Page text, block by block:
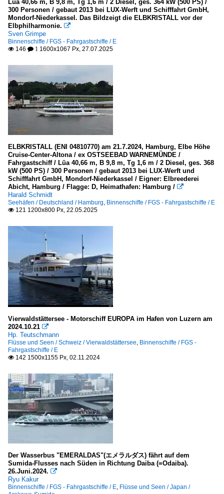
Lüa 40,66 m, B 9,8 m, Tg 1,6 m / 2 Diesel, ges. 364 kW (500 PS) /
300 Personen / gebaut 2013 bei LUX-Werft und Schifffahrt GmbH,
Mondorf-Niederkassel. Das Bildzeigt die ELBKRISTALL vor der
Elbphilharmonie. 
Sven Grimpe
Binnenschiffe / FGS - Fahrgastschiffe / E
 146  1 1600x1067 Px, 27.07.2025
ELBKRISTALL (ENI 04810770) am 21.7.2024, Hamburg, Elbe Höhe
Cruise-Center-Altona / ex OSTSEEBAD WARNEMÜNDE /
Fahrgastschiff / Lüa 40,66 m, B 9,8 m, Tg 1,6 m / 2 Diesel, ges. 368
kW (500 PS) / 300 Personen / gebaut 2013 bei LUX-Werft und
Schifffahrt GmbH, Mondorf-Niederkassel / Eigner: Elbreederei
Abicht, Hamburg / Flagge: D, Heimathafen: Hamburg / 
Harald Schmidt
Seehäfen / Deutschland / Hamburg, Binnenschiffe / FGS - Fahrgastschiffe / E
 121 1200x800 Px, 22.05.2025
Vierwaldstättersee - Motorschiff EUROPA im Hafen von Luzern am
2024.10.21 
Hp. Teutschmann
Flüsse und Seen / Schweiz / Vierwaldstättersee, Binnenschiffe / FGS -
Fahrgastschiffe / E
 142 1500x1155 Px, 02.11.2024
Der Wasserbus "EMERALDAS"(エメラルダス) fährt auf dem
Sumida-Flusses nach Süden in Richtung Daiba (=Odaiba).
26.Juni.2024. 
Ryu Kakur
Binnenschiffe / FGS - Fahrgastschiffe / E, Flüsse und Seen / Japan /